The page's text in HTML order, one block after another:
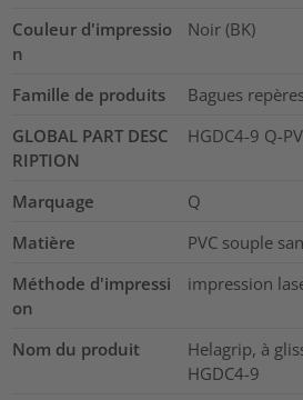
Couleur d'impressio
n
Noir (BK)
Famille de produits
Bagues
GLOBAL PART DESC
RIPTION
HGDC4-9 Q-
Marquage
Q
Matière
PVC souple
Méthode d'impressi
on
impression
Nom du produit
Helagrip, à
HGDC4-9